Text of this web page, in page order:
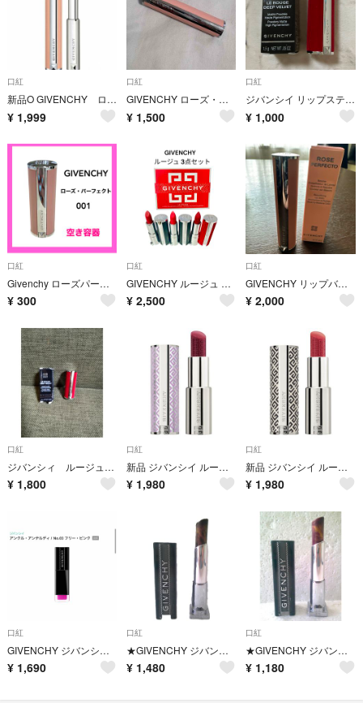
口紅
新品O GIVENCHY ローズ・パーフェクト 301
¥ 1,999
口紅
GIVENCHY ローズ・パーフェクト 302 ウォーム・メープル
¥ 1,500
口紅
ジバンシイ リップスティック37
¥ 1,000
口紅
Givenchy ローズパーフェクト 001 ミニサイズ 空き容器
¥ 300
口紅
GIVENCHY ルージュ ジバンシイ ザ ミニ クチュール コレクション 3本
¥ 2,500
口紅
GIVENCHY リップバーム
¥ 2,000
口紅
ジバンシィ ルージュ ジバンシィ 37 ベルベット
¥ 1,800
口紅
新品 ジバンシイ ルージュ・アンテルディ・バーム 26 ローズウッド・グリント
¥ 1,980
口紅
新品 ジバンシイ ルージュ・アンテルディ・バーム 22 ラスター・ダスト 口紅
¥ 1,980
口紅
GIVENCHY ジバンシイ リップ 03 新品未使用
¥ 1,690
口紅
★GIVENCHY ジバンシィ L’INTERDIT ランテルディ 口紅 21★
¥ 1,480
口紅
★GIVENCHY ジバンシィ L’INTERDIT ランテルディ 口紅 23★
¥ 1,180